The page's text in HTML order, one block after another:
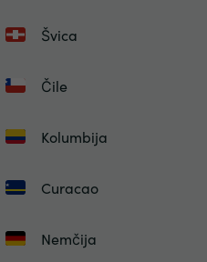
Švica
Čile
Kolumbija
Curacao
Nemčija